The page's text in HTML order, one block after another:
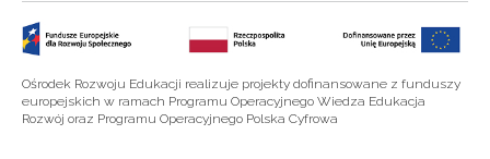
Ośrodek Rozwoju Edukacji realizuje projekty dofinansowane z funduszy
europejskich w ramach Programu Operacyjnego Wiedza Edukacja
Rozwój oraz Programu Operacyjnego Polska Cyfrowa